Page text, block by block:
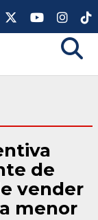
de
vender
menor